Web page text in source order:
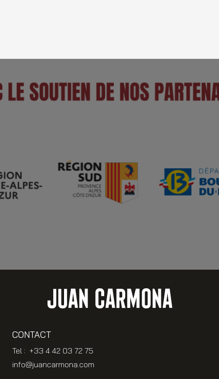
JUAN CARMONA
CONTACT
Tel : +33 4 42 03 72 75
info@juancarmona.com